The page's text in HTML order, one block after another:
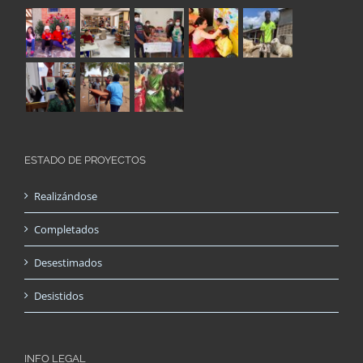
ESTADO DE PROYECTOS
Realizándose
Completados
Desestimados
Desistidos
INFO LEGAL